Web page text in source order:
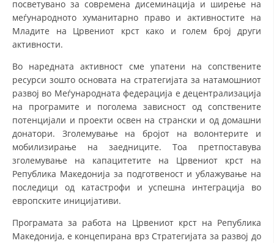
УПОТРЕБА И ЗАШТИТА НА АМБЛЕМОТ
КАКО ДА ДОНИРАТЕ
ПОДГОТВЕНОСТ И ДЕЈСТВО ПРИ КАТАСТРОФИ
СПАСИТЕЛНА СТАНИЦА ВОДНО
ПРОЕКТИ – ПОДГОТВЕНОСТ И ДЕЈСТВУВАЊЕ ПРИ КАТАСТРОФИ
ОДНОСИ СО ЈАВНОСТ
ИСТРАЖУВАЊЕ НА ЈАВНО МИСЛЕЊЕ
МЕЃУНАРОДНА СОРАБОТКА
посветувано за современа дисеминација и ширење на
меѓународното хуманитарно право и активностите на
Младите на Црвениот крст како и голем број други
активности.
Во наредната активност сме упатени на сопствените
ресурси зошто основата на стратегијата за натамошниот
развој во Меѓународната федерација е децентрализација
на програмите и поголема зависност од сопствените
потенцијали и проекти освен на странски и од домашни
донатори. Зголемување на бројот на волонтерите и
мобилизирање на заедниците. Тоа претпоставува
зголемување на капа­ци­те­тите на Црвениот крст на
Република Македонија за подготвеност и ублажување на
последици од катастрофи и успешна интеграција во
европските иницијативи.
Програмата за работа на Црвениот крст на Ре­публика
Македонија, е концепирана врз Стра­те­ги­ја­та за развој до